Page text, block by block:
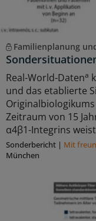
Familienplanung
Real-World-Datena
und das etablierte
Zeitraum von 15
α4β1-Integrins
Sonderbericht | Mit
München